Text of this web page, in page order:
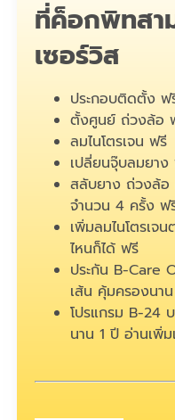
ที่ค็อกพิทสา
เซอร์วิส
ประกอบติดตั้ง ฟ
ตั้งศูนย์ ถ่วงล้อ
ลมไนโตรเจน ฟรี
เปลี่ยนจุ๊บลมยาง
สลับยาง ถ่วงล้
จำนวน 4 ครั้ง ฟ
เพิ่มลมไนโตรเจ
ไหนก็ได้ ฟรี
ประกัน B-Care
เส้น คุ้มครองนา
โปรแกรม B-24
นาน 1 ปีอ่านเพิ่